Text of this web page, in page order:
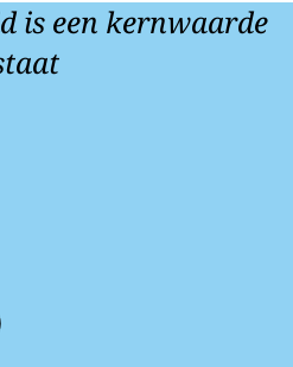
is een kernwaarde